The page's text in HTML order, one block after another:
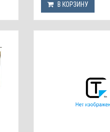
В КОРЗИНУ